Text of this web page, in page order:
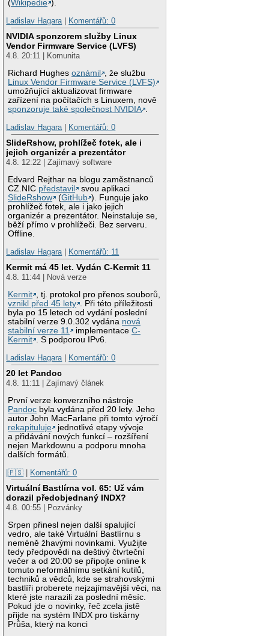
(Wikipedie ).
Ladislav Hagara
Komentářů: 0
NVIDIA sponzorem služby Linux
Vendor Firmware Service (LVFS)
4.8. 20:11 | Komunita
Richard Hughesoznámil
, že službu
Linux Vendor Firmware Service (LVFS)
umožňující aktualizovat firmware
zařízení na počítačích s Linuxem, nově
sponzoruje také společnost NVIDIA .
Ladislav Hagara | Komentářů: 0
SlideRshow, prohlížeč fotek, ale i
jejich organizér a prezentátor
4.8. 12:22 | Zajímavý software
Edvard Rejthar na blogu zaměstnanců
CZ.NIC představil
svou aplikaci
SlideRshow
(GitHub ). Funguje jako
prohlížeč fotek, ale i jako jejich
organizér a prezentátor. Neinstaluje se,
běží přímo v prohlížeči. Bez serveru.
Offline.
Ladislav Hagara | Komentářů: 11
Kermit má 45 let. Vydán C-Kermit 11
4.8. 11:44 | Nová verze
Kermit , tj. protokol pro přenos souborů,
vznikl před 45 lety . Při této příležitosti
byla po 15 letech od vydání poslední
stabilní verze 9.0.302 vydána nová
stabilní verze 11
implementaceC-
Kermit . S podporou IPv6.
Ladislav Hagara | Komentářů: 0
20 let Pandoc
4.8. 11:11 | Zajímavý článek
První verze konverzního nástroje
Pandoc byla vydána před 20 lety. Jeho
autor John MacFarlane při tomto výročí
rekapituluje
jednotlivé etapy vývoje
a přidávání nových funkcí – rozšíření
nejen Markdownu a podporu mnoha
dalších formátů.
|🇵🇸 | Komentářů: 0
Virtuální Bastlírna vol. 65: Už vám
dorazil předobjednaný INDX?
4.8. 00:55 | Pozvánky
Srpen přinesl nejen další spalující
vedro, ale také Virtuální Bastlírnu s
neméně žhavými novinkami. Využijte
tedy předpovědi na deštivý čtvrteční
večer a od 20:00 se připojte online k
tomuto neformálnímu setkání kutilů,
techniků a vědců, kde se strahovskými
bastlíři proberete nejzajímavější věci, na
které jste narazili za poslední měsíc.
Pokud jde o novinky, řeč zcela jistě
přijde na systém INDX pro tiskárny
Průša, který na konci